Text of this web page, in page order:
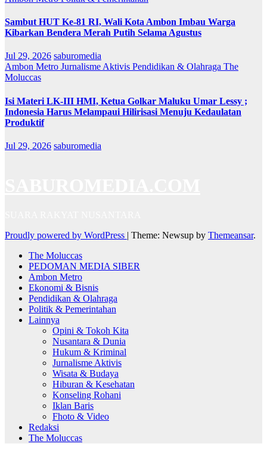
Sambut HUT Ke-81 RI, Wali Kota Ambon Imbau Warga
Kibarkan Bendera Merah Putih Selama Agustus
Jul 29, 2026 saburomedia
Ambon Metro Jurnalisme Aktivis Pendidikan & Olahraga The
Moluccas
Isi Materi LK-III HMI, Ketua Golkar Maluku Umar Lessy ;
Indonesia Harus Melampaui Hilirisasi Menuju Kedaulatan
Produktif
Jul 29, 2026 saburomedia
Proudly powered by WordPress | Theme: Newsup by Themeansar.
The Moluccas
PEDOMAN MEDIA SIBER
Ambon Metro
Ekonomi & Bisnis
Pendidikan & Olahraga
Politik & Pemerintahan
Lainnya
Opini & Tokoh Kita
Nusantara & Dunia
Hukum & Kriminal
Jurnalisme Aktivis
Wisata & Budaya
Hiburan & Kesehatan
Konseling Rohani
Iklan Baris
Fhoto & Video
Redaksi
The Moluccas